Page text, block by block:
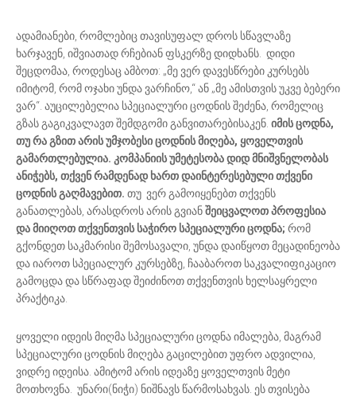
ადამიანები, რომლებიც თავისუფალ დროს სწავლაზე
ხარჯავენ, იშვიათად რჩებიან ფსკერზე დიდხანს. დიდი
შეცდომაა, როდესაც ამბოთ: „მე ვერ დავესწრები კურსებს
იმიტომ, რომ ოჯახი უნდა ვარჩინო,“ ან „მე ამისთვის უკვე ბებერი
ვარ“. აუცილებელია სპეციალური ცოდნის შეძენა, რომელიც
გზას გაგიკვალავთ შემდგომი განვითარებისაკენ. იმის ცოდნა,
თუ რა გზით არის უმჯობესი ცოდნის მიღება, ყოველთვის
გამართლებულია. კომპანიის უმეტესობა დიდ მნიშვნელობას
ანიჭებს, თქვენ რამდენად ხართ დაინტერესებული თქვენი
ცოდნის გაღმავებით. თუ ვერ გამოიყენებთ თქვენს
განათლებას, არასდროს არის გვიანშეიცვალოთ პროფესია
და მიიღოთ თქვენთვის საჭირო სპეციალური ცოდნა; რომ
გქონდეთ საკმარისი შემოსავალი, უნდა დაიწყოთ მეცადინეობა
და იაროთ სპეციალურ კურსებზე, ჩააბაროთ საკვალიფიკაციო
გამოცდა და სწრაფად შეიძინოთ თქვენთვის ხელსაყრელი
პრაქტიკა.
ყოველი იდეის მიღმა სპეციალური ცოდნა იმალება, მაგრამ
სპეციალური ცოდნის მიღება გაცილებით უფრო ადვილია,
ვიდრე იდეისა. ამიტომ არის იდეაზე ყოველთვის მეტი
მოთხოვნა. უნარი(ნიჭი) ნიშნავს წარმოსახვას. ეს თვისება